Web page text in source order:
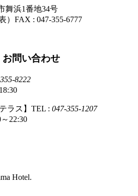
舞浜1番地34号
） FAX : 047-355-6777
問い合わせ
8222
ラス】TEL : 047-355-1207
Hotel.